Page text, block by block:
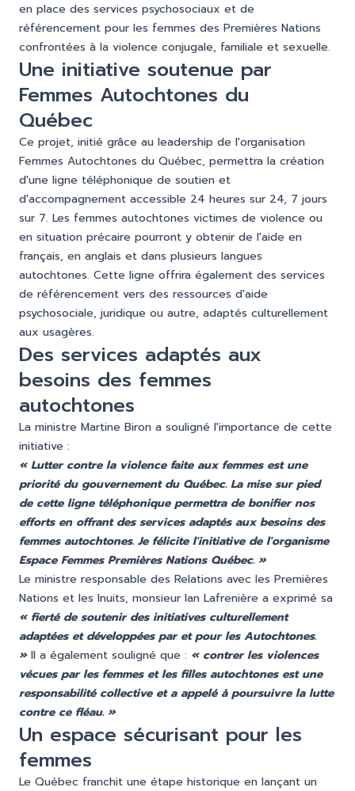
en place des services psychosociaux et de
référencement pour les femmes des Premières Nations
confrontées à la violence conjugale, familiale et sexuelle.
Une initiative soutenue par
Femmes Autochtones du
Québec
Ce projet, initié grâce au leadership de l'organisation
Femmes Autochtones du Québec, permettra la création
d'une ligne téléphonique de soutien et
d'accompagnement accessible 24 heures sur 24, 7 jours
sur 7. Les femmes autochtones victimes de violence ou
en situation précaire pourront y obtenir de l'aide en
français, en anglais et dans plusieurs langues
autochtones. Cette ligne offrira également des services
de référencement vers des ressources d'aide
psychosociale, juridique ou autre, adaptés culturellement
aux usagères.
Des services adaptés aux
besoins des femmes
autochtones
La ministre Martine Biron a souligné l'importance de cette
initiative :
« Lutter contre la violence faite aux femmes est une
priorité du gouvernement du Québec. La mise sur pied
de cette ligne téléphonique permettra de bonifier nos
efforts en offrant des services adaptés aux besoins des
femmes autochtones. Je félicite l'initiative de l'organisme
Espace Femmes Premières Nations Québec. »
Le ministre responsable des Relations avec les Premières
Nations et les Inuits, monsieur Ian Lafrenière a exprimé sa
« fierté de soutenir des initiatives culturellement
adaptées et développées par et pour les Autochtones.
»Il a également souligné que : « contrer les violences
vécues par les femmes et les filles autochtones est une
responsabilité collective et a appelé à poursuivre la lutte
contre ce fléau. »
Un espace sécurisant pour les
femmes
Le Québec franchit une étape historique en lançant un